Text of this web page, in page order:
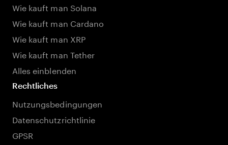
Wie kauft man Solana
Wie kauft man Cardano
Wie kauft man XRP
Wie kauft man Tether
Alles einblenden
Rechtliches
Nutzungsbedingungen
Datenschutzrichtlinie
GPSR